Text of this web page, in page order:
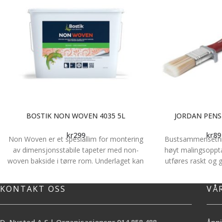
BOSTIK NON WOVEN 4035 5L
kr299
Non Woven er et spesiallim for montering
av dimensjonsstabile tapeter med non-
woven bakside i tørre rom. Underlaget kan
trefiberplater, betong eller puss eller tette
malte underlag. Limet kan påføres på
veggen eller baksiden av tapetet. OBS!
JORDAN
kr89
høyt
utføres raskt og
grepsalternativer
med. *Fint
*Ergonomisk
KONTAKT OSS